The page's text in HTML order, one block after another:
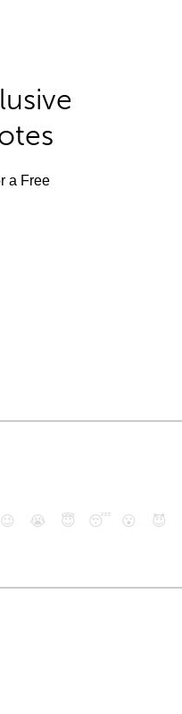
a Free
😉 😭 😇 😴 😮 😈